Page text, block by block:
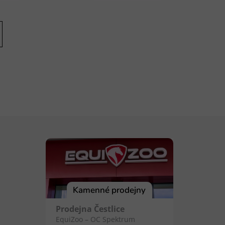
Kamenné prodejny
Prodejna Čestlice
EquiZoo – OC Spektrum